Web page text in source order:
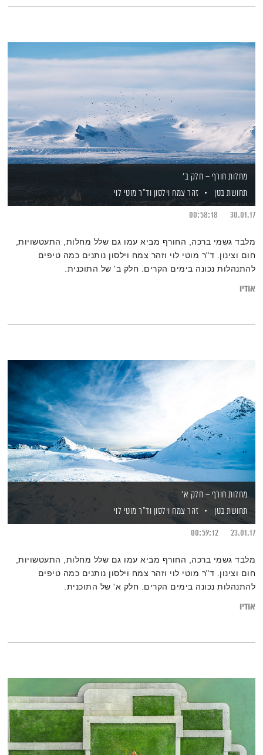
מחלות חורף – חלק ב'
תחושת בטן
זהר צמח וילסון וד"ר מוטי לוי
30.01.17
00:58:18
מלבד גשמי ברכה, החורף מביא עמו גם שלל מחלות, התעטשויות,
חום וצינון. ד"ר מוטי לוי וזהר צמח וילסון נותנים כמה טיפים
להתנהלות נכונה בימים הקרים. חלק ב' של התוכנית.
אודיו
מחלות חורף – חלק א'
תחושת בטן
זהר צמח וילסון וד"ר מוטי לוי
23.01.17
00:59:12
מלבד גשמי ברכה, החורף מביא עמו גם שלל מחלות, התעטשויות,
חום וצינון. ד"ר מוטי לוי וזהר צמח וילסון נותנים כמה טיפים
להתנהלות נכונה בימים הקרים. חלק א' של התוכנית.
אודיו